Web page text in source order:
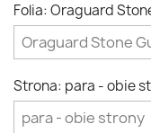
Folia: Oraguard
Strona: para - obie